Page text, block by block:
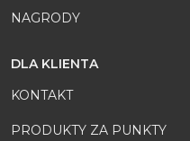
NAGRODY
DLA KLIENTA
KONTAKT
PRODUKTY ZA PUNKTY